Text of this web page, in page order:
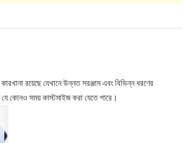
রয়েছে যেখানে উন্নত সরঞ্জাম এবং বিভিন্ন ধরণের
যে কোনও সময় কাস্টমাইজ করা যেতে পারে।